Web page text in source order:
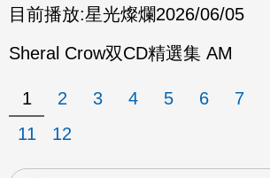
目前播放:星光燦爛2026/06/05
Sheral Crow双CD精選集 AM
1 2 3 4 5 6 7
11
12